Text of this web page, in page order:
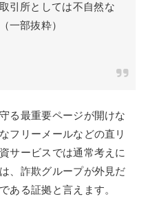
引所としては不自然な
一部抜粋）
る最重要ページが開けな
フリーメールなどの直リ
サービスでは通常考えに
、詐欺グループが外見だ
ある証拠と言えます。